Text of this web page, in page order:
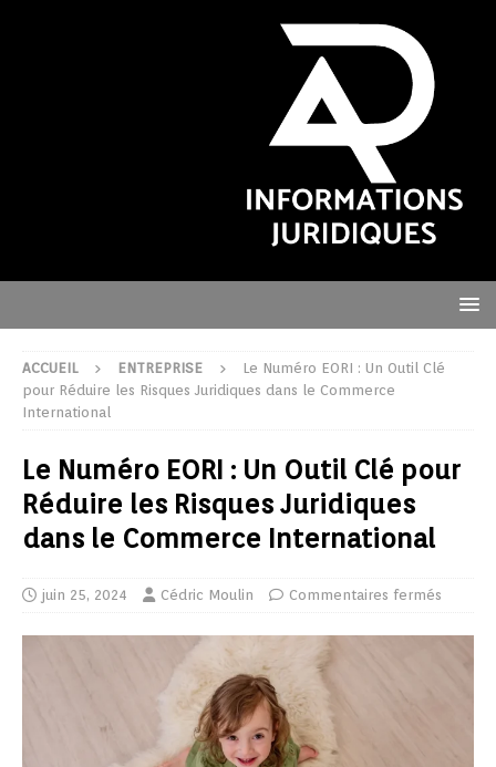
ACCUEIL ENTREPRISE
Le Numéro EORI : Un Outil Clé
pour Réduire les Risques Juridiques dans le Commerce
International
Le Numéro EORI : Un Outil Clé pour
Réduire les Risques Juridiques
dans le Commerce International
juin 25, 2024 Cédric Moulin Commentaires fermés